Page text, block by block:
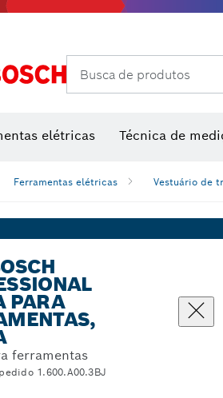
Busca de produtos
elétricas Técnica de
Ferramentas elétricas Vestuário de
PARA
ferramentas
1.600.A00.3BJ